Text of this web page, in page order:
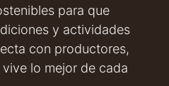
para que
y actividades
con productores,
lo mejor de cada